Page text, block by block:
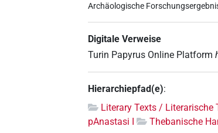
Archäologische
Digitale Verweise
Turin Papyrus Online Platform
Hierarchiepfad(e):
Literary Texts / Literarische
pAnastasi I
Thebanische